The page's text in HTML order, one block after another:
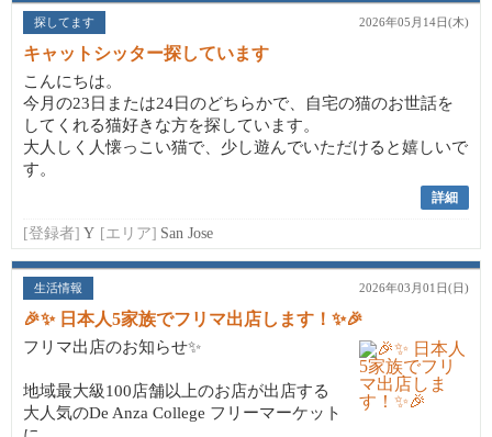
探してます 2026年05月14日(木)
キャットシッター探しています
こんにちは。
今月の23日または24日のどちらかで、自宅の猫のお世話を
してくれる猫好きな方を探しています。
大人しく人懐っこい猫で、少し遊んでいただけると嬉しいで
す。
詳細
[登録者] Y [エリア] San Jose
生活情報 2026年03月01日(日)
🎉✨ 日本人5家族でフリマ出店します！✨🎉
フリマ出店のお知らせ✨
地域最大級100店舗以上のお店が出店する
大人気のDe Anza College フリーマーケット